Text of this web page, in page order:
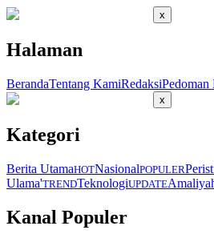
x
Halaman
BerandaTentang KamiRedaksiPedoman
x
Kategori
Berita UtamaHOTNasionalPOPULER
Ulama'TRENDTeknologiUPDATE
Kanal Populer